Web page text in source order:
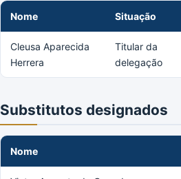
Nome Situação
Cleusa Aparecida
Herrera
Titular da
delegação
Substitutos designados
Nome